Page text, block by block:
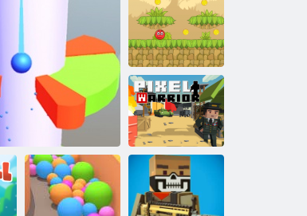
Sarkanā
atlēciena bumba
Pikseļu karavīrs